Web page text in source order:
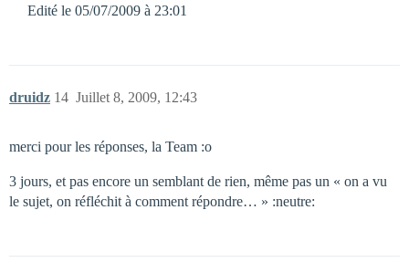
Edité le 05/07/2009 à 23:01
druidz Juillet 8, 2009, 12:43
14
merci pour les réponses, la Team :o
3 jours, et pas encore un semblant de rien, même pas un « on a vu
le sujet, on réfléchit à comment répondre… » :neutre: